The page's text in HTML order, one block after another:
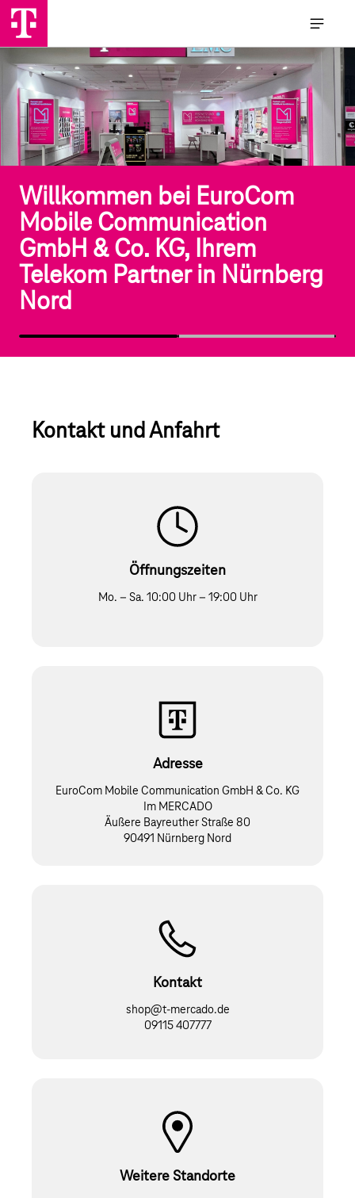
GmbH & Co. KG, Ihrem
Telekom Partner in Nürnberg
Nord
Willkommen bei EuroCom
Mobile Communication
GmbH & Co. KG, Ihrem
Telekom Partner in Nürnberg
Nord
Kontakt und Anfahrt
Öffnungszeiten
Mo. – Sa. 10:00 Uhr – 19:00 Uhr
Adresse
EuroCom Mobile Communication GmbH & Co. KG
Im MERCADO
Äußere Bayreuther Straße 80
90491 Nürnberg Nord
Kontakt
shop@t-mercado.de
09115 407777
Weitere Standorte